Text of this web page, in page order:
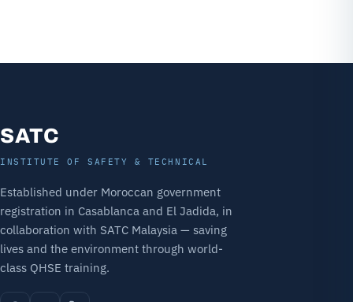
SATC
INSTITUTE OF SAFETY & TECHNICAL
Established under Moroccan government
registration in Casablanca and El Jadida, in
collaboration with SATC Malaysia — saving
lives and the environment through world-
class QHSE training.